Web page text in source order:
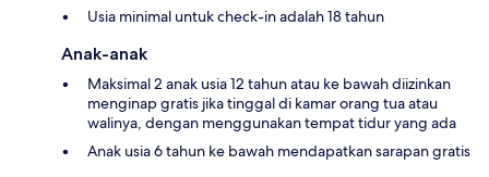
Usia minimal untuk check-in adalah 18 tahun
Anak-anak
Maksimal 2 anak usia 12 tahun atau ke bawah diizinkan
menginap gratis jika tinggal di kamar orang tua atau
walinya, dengan menggunakan tempat tidur yang ada
Anak usia 6 tahun ke bawah mendapatkan sarapan gratis